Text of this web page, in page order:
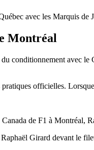
avec les Marquis
Montréal
conditionnement avec
officielles.
de F1 à Montréal,
Girard devant le